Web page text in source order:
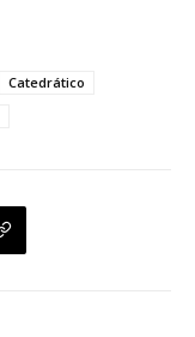
Catedrático